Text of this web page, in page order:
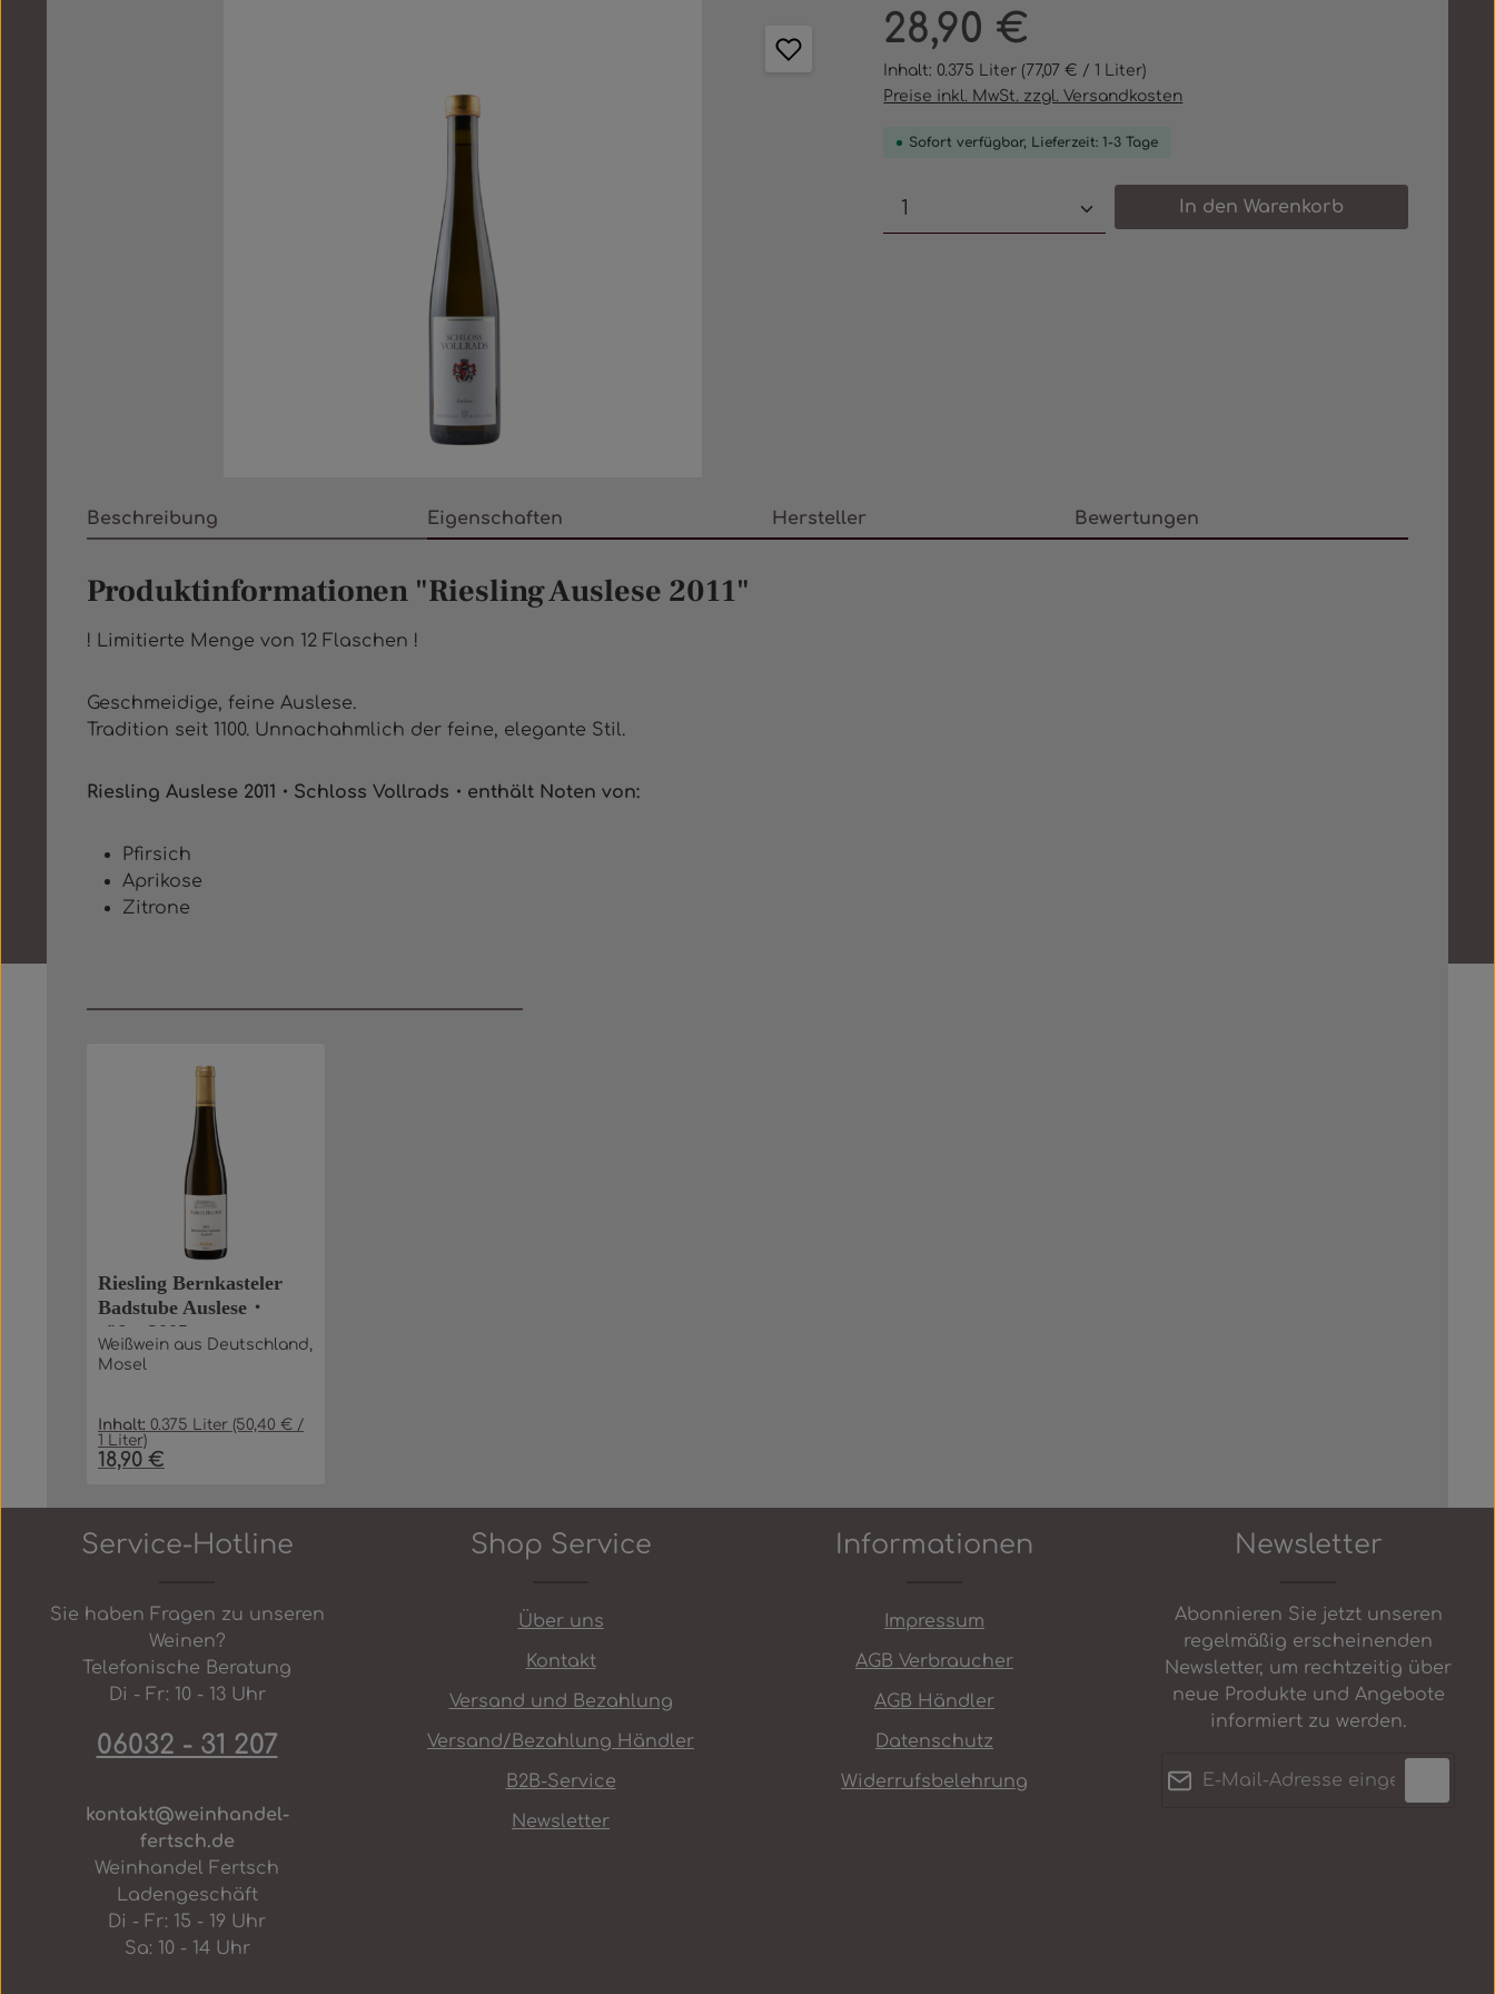
Regulärer Preis:
28,90 €
Inhalt:0.375 Liter (77,07 € / 1 Liter)
Preise inkl. MwSt. zzgl. Versandkosten
Sofort verfügbar, Lieferzeit: 1-3 Tage
Produkt Anzahl: Gib den gewünschten
In den Warenkorb
Beschreibung Eigenschaften Hersteller Bewertungen
Produktinformationen "Riesling Auslese 2011"
! Limitierte Menge von 12 Flaschen !
Geschmeidige, feine Auslese.
Tradition seit 1100. Unnachahmlich der feine, elegante Stil.
Riesling Auslese 2011・Schloss Vollrads・enthält Noten von:
Pfirsich
Aprikose
Zitrone
Riesling Bernkasteler
Badstube Auslese・
süß・2005
Weißwein aus Deutschland,
Mosel
Inhalt:0.375 Liter (50,40 € /
1 Liter)
Regulärer Preis:
18,90 €
Produkt Anzahl: Gib den gewünschten Wert ein oder benutze die Schaltflächen um die Anzahl zu
In den Warenkorb
Service-Hotline
Sie haben Fragen zu unseren
Weinen?
Telefonische Beratung
Di - Fr: 10 - 13 Uhr
06032 - 31 207
kontakt@weinhandel-
fertsch.de
Weinhandel Fertsch
Ladengeschäft
Di - Fr: 15 - 19 Uhr
Sa: 10 - 14 Uhr
Shop Service
Über uns
Kontakt
Versand und Bezahlung
Versand/Bezahlung Händler
B2B-Service
Newsletter
Informationen
Impressum
AGB Verbraucher
AGB Händler
Datenschutz
Widerrufsbelehrung
Newsletter
Abonnieren Sie jetzt unseren
regelmäßig erscheinenden
Newsletter, um rechtzeitig über
neue Produkte und Angebote
informiert zu werden.
E-Mail-Adresse*